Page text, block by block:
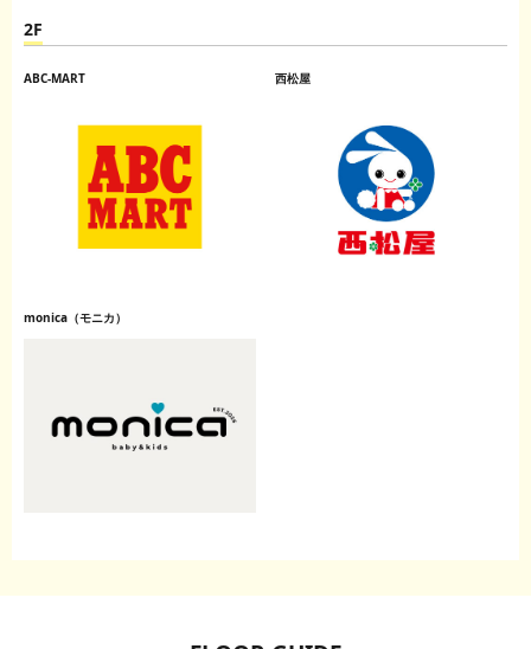
2F
ABC-MART 西松屋
monica（モニカ）